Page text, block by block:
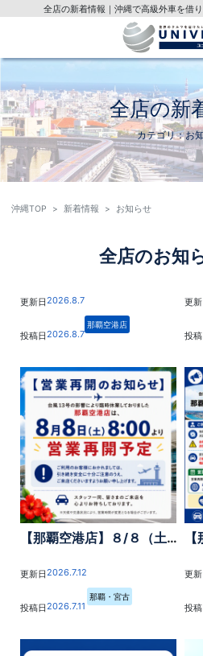
全店の新着情報｜沖縄で高級外車を借
全店の新
カテゴリ：お
沖縄TOP 新着情報 お知らせ
全店のお知
更新日2026.8.7
投稿日2026.8.7
那覇空港店
【那覇空港店】８/８（土）営業再開予定です！
更新
投稿
更新日2026.7.12
投稿日2026.7.11
那覇・宮古
更新
投稿